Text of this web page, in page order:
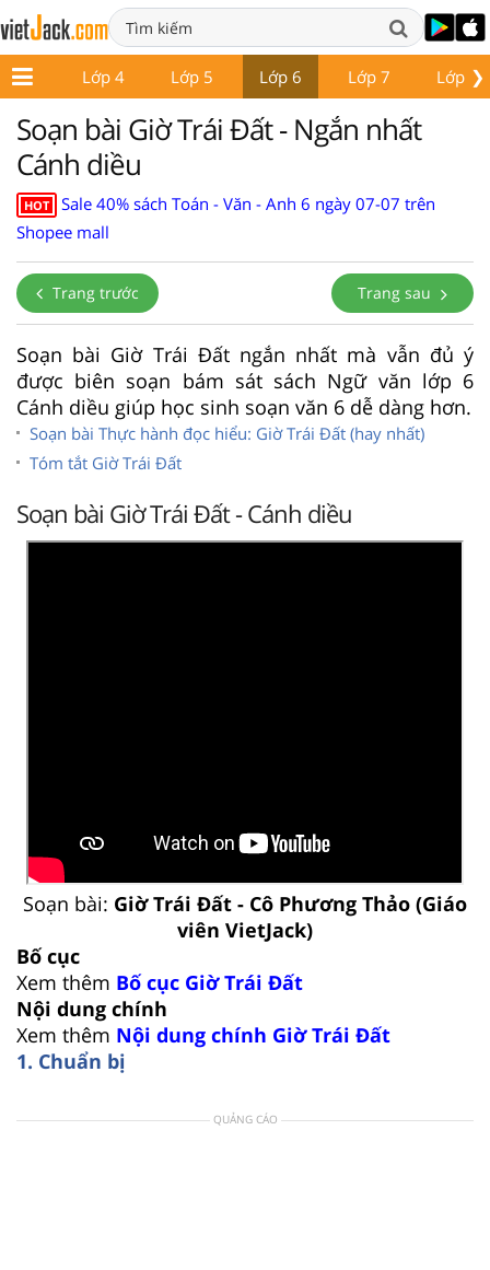
❯
3 Lớp 4 Lớp 5 Lớp 6 Lớp 7 Lớp 8
Soạn bài Giờ Trái Đất - Ngắn nhất
Cánh diều
HOT
Sale 40% sách Toán - Văn - Anh 6 ngày 07-07 trên
Shopee mall
Trang trước Trang sau
Soạn bài Giờ Trái Đất ngắn nhất mà vẫn đủ ý
được biên soạn bám sát sách Ngữ văn lớp 6
Cánh diều giúp học sinh soạn văn 6 dễ dàng hơn.
Soạn bài Thực hành đọc hiểu: Giờ Trái Đất (hay nhất)
Tóm tắt Giờ Trái Đất
Soạn bài Giờ Trái Đất - Cánh diều
Soạn bài: Giờ Trái Đất - Cô Phương Thảo (Giáo
viên VietJack)
Bố cục
Xem thêm Bố cục Giờ Trái Đất
Nội dung chính
Xem thêm Nội dung chính Giờ Trái Đất
1. Chuẩn bị
QUẢNG CÁO